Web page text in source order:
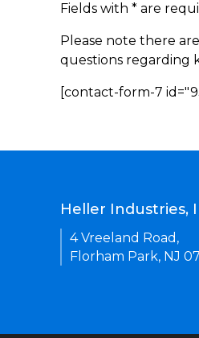
Fields with * are
Please note there
questions regarding
[contact-form-7
Heller Industries,
4 Vreeland Road,
Florham Park, NJ